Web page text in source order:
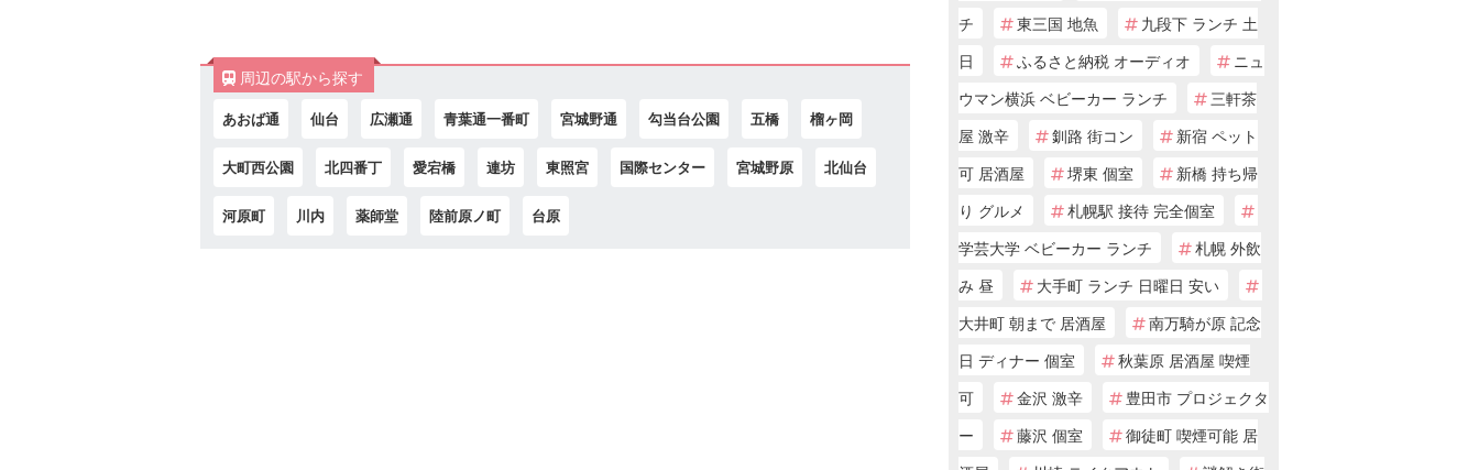
周辺の駅から探す
あおば通 仙台 広瀬通 青葉通一番町 宮城野通 勾当台公園 五橋 榴ヶ岡
大町西公園 北四番丁 愛宕橋 連坊 東照宮 国際センター 宮城野原 北仙台
河原町 川内 薬師堂 陸前原ノ町 台原
チ
東三国 地魚
九段下 ランチ 土
日
ふるさと納税 オーディオ
ニュ
ウマン横浜 ベビーカー ランチ
三軒茶
屋 激辛
釧路 街コン
新宿 ペット
可 居酒屋
堺東 個室
新橋 持ち帰
り グルメ
札幌駅 接待 完全個室
学芸大学 ベビーカー ランチ
札幌 外飲
み 昼
大手町 ランチ 日曜日 安い
大井町 朝まで 居酒屋
南万騎が原 記念
日 ディナー 個室
秋葉原 居酒屋 喫煙
可
金沢 激辛
豊田市 プロジェクタ
ー
藤沢 個室
御徒町 喫煙可能 居